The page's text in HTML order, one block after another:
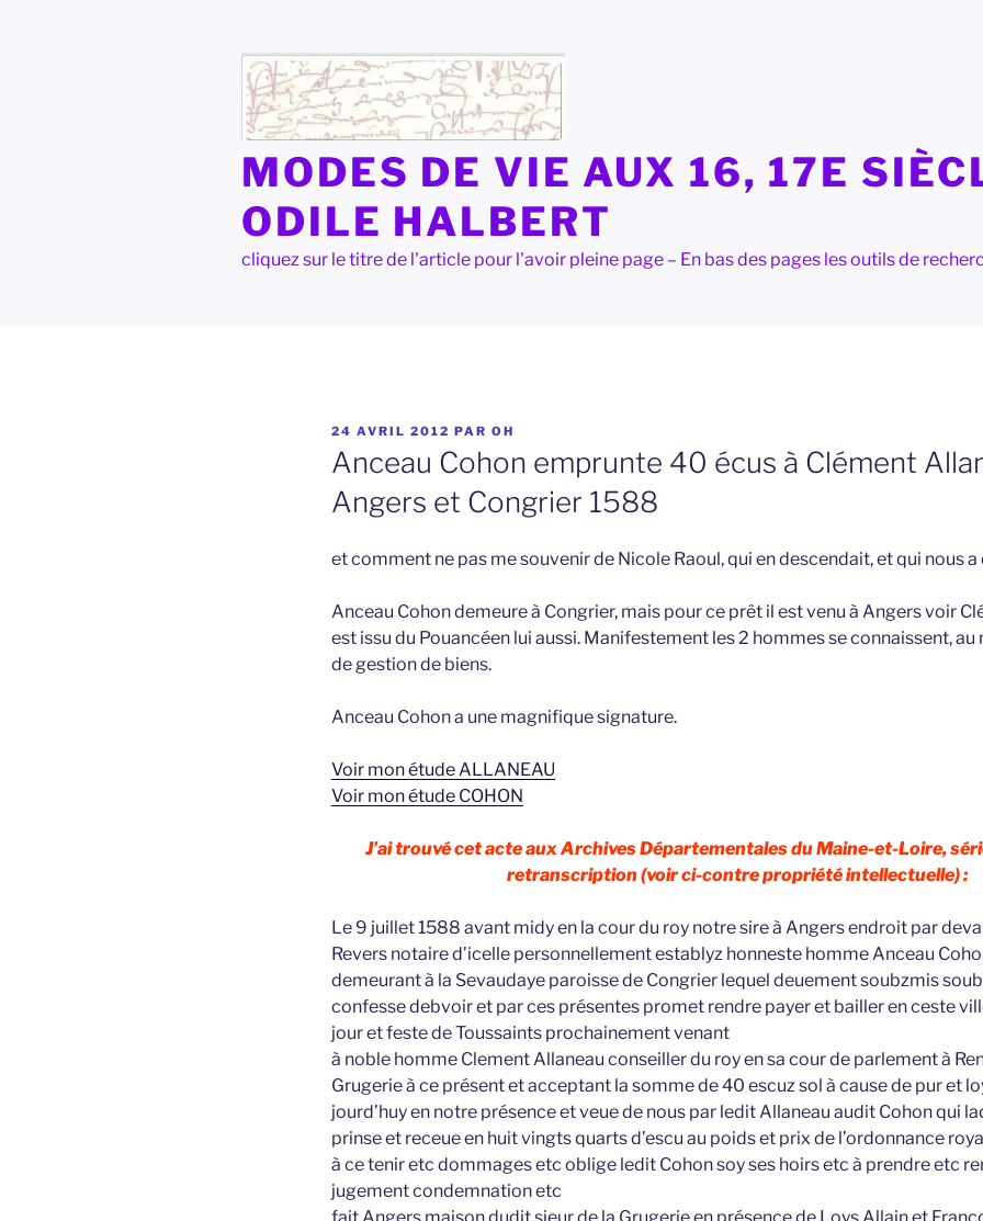
MODES DE VIE AUX 16, 17E
ODILE HALBERT
cliquez sur le titre de l'article pour l'avoir pleine page – En bas des pages les outils de
PUBLIÉ
LE
24 AVRIL 2012 PAR OH
Anceau Cohon emprunte 40 écus à Clément
Angers et Congrier 1588
et comment ne pas me souvenir de Nicole Raoul, qui en descendait, et qui nous
Anceau Cohon demeure à Congrier, mais pour ce prêt il est venu à Angers voir
est issu du Pouancéen lui aussi. Manifestement les 2 hommes se connaissent,
de gestion de biens.
Anceau Cohon a une magnifique signature.
Voir mon étude ALLANEAU
Voir mon étude COHON
J’ai trouvé cet acte aux Archives Départementales du Maine-et-Loire,
retranscription (voir ci-contre propriété intellectuelle) :
Le 9 juillet 1588 avant midy en la cour du roy notre sire à Angers endroit par
Revers notaire d’icelle personnellement establyz honneste homme Anceau
demeurant à la Sevaudaye paroisse de Congrier lequel deuement soubzmis
confesse debvoir et par ces présentes promet rendre payer et bailler en ceste
jour et feste de Toussaints prochainement venant
à noble homme Clement Allaneau conseiller du roy en sa cour de parlement à
Grugerie à ce présent et acceptant la somme de 40 escuz sol à cause de pur et
jourd’huy en notre présence et veue de nous par ledit Allaneau audit Cohon qui
prinse et receue en huit vingts quarts d’escu au poids et prix de l’ordonnance
à ce tenir etc dommages etc oblige ledit Cohon soy ses hoirs etc à prendre etc
jugement condemnation etc